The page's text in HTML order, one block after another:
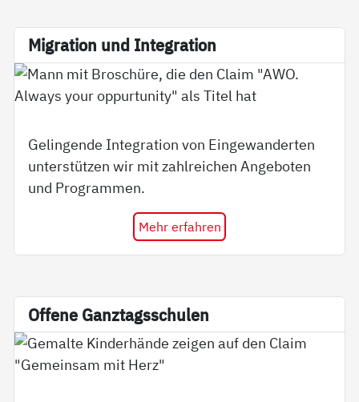
Mi­g­ra­ti­on und In­te­g­ra­ti­on
Gelingende Integration von Eingewanderten
unterstützen wir mit zahlreichen Angeboten
und Programmen.
Mehr erfahren
Of­fe­ne Ganz­tags­schu­len